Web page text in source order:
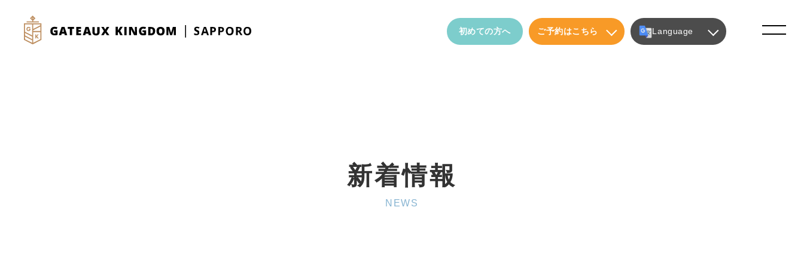
Language
初めての方へ ご予約はこちら
新着情報
NEWS